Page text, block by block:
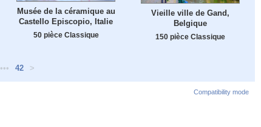
Musée de la céramique au
Castello Episcopio, Italie
50 pièce Classique
Vieille ville de Gand,
Belgique
150 pièce Classique
••• 42 >
Compatibility mode